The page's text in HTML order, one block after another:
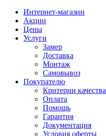
Интернет-магазин
Акции
Цены
Услуги
Замер
Доставка
Монтаж
Самовывоз
Покупателю
Критерии качества
Оплата
Помощь
Гарантия
Документация
Условия оферты